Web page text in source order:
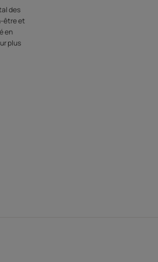
possède un
des
être et
en
plus